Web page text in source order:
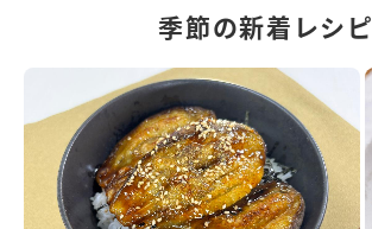
季節の新着レシピ